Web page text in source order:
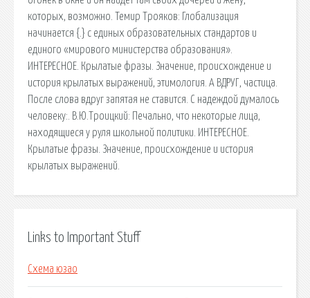
которых, возможно. Темир Трояков: Глобализация
начинается {.} с единых образовательных стандартов и
единого «мирового министерства образования».
ИНТЕРЕСНОЕ. Крылатые фразы. Значение, происхождение и
история крылатых выражений, этимология. А ВДРУГ, частица.
После слова вдруг запятая не ставится. С надеждой думалось
человеку:. В.Ю.Троицкий: Печально, что некоторые лица,
находящиеся у руля школьной политики. ИНТЕРЕСНОЕ.
Крылатые фразы. Значение, происхождение и история
крылатых выражений.
Links to Important Stuff
Схема юзао